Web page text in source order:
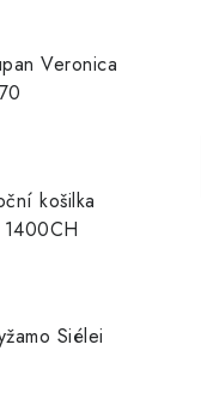
Veronica
košilka
Siélei